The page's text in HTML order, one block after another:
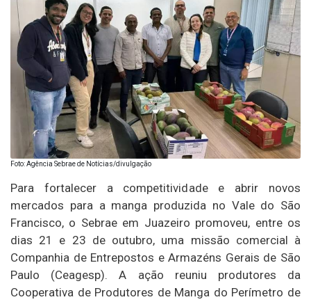
Foto: Agência Sebrae de Notícias/divulgação
Para fortalecer a competitividade e abrir novos
mercados para a manga produzida no Vale do São
Francisco, o Sebrae em Juazeiro promoveu, entre os
dias 21 e 23 de outubro, uma missão comercial à
Companhia de Entrepostos e Armazéns Gerais de São
Paulo (Ceagesp). A ação reuniu produtores da
Cooperativa de Produtores de Manga do Perímetro de